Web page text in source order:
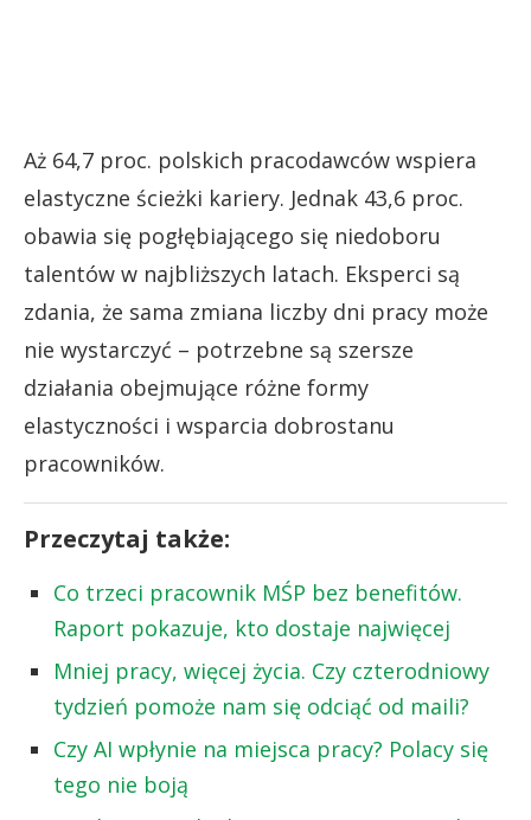
Aż 64,7 proc. polskich pracodawców wspiera
elastyczne ścieżki kariery. Jednak 43,6 proc.
obawia się pogłębiającego się niedoboru
talentów w najbliższych latach. Eksperci są
zdania, że sama zmiana liczby dni pracy może
nie wystarczyć – potrzebne są szersze
działania obejmujące różne formy
elastyczności i wsparcia dobrostanu
pracowników.
Przeczytaj także:
Co trzeci pracownik MŚP bez benefitów.
Raport pokazuje, kto dostaje najwięcej
Mniej pracy, więcej życia. Czy czterodniowy
tydzień pomoże nam się odciąć od maili?
Czy AI wpłynie na miejsca pracy? Polacy się
tego nie boją